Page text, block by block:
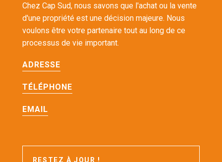
Chez Cap Sud, nous savons que l'achat ou la vente
d'une propriété est une décision majeure. Nous
voulons être votre partenaire tout au long de ce
processus de vie important.
ADRESSE
TÉLÉPHONE
EMAIL
RESTEZ À JOUR !